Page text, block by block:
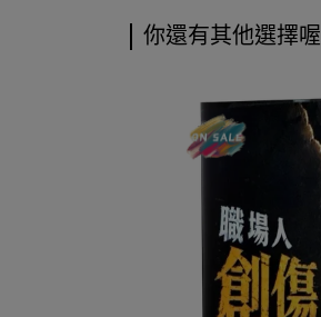
你還有其他選擇喔